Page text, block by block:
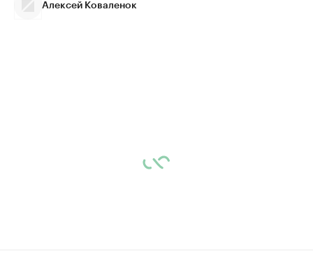
Алексей Коваленок